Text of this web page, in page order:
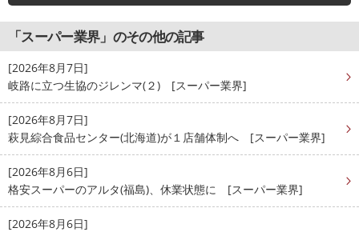
「スーパー業界」のその他の記事
[2026年8月7日]
岐路に立つ生協のジレンマ(２) [スーパー業界]
[2026年8月7日]
萩見綜合食品センター(北海道)が１店舗体制へ [スーパー業界]
[2026年8月6日]
格安スーパーのアルタ(福島)、休業状態に [スーパー業界]
[2026年8月6日]